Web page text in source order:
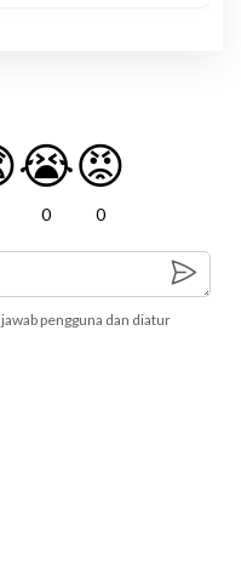
😭
0
😡
0
pengguna dan diatur